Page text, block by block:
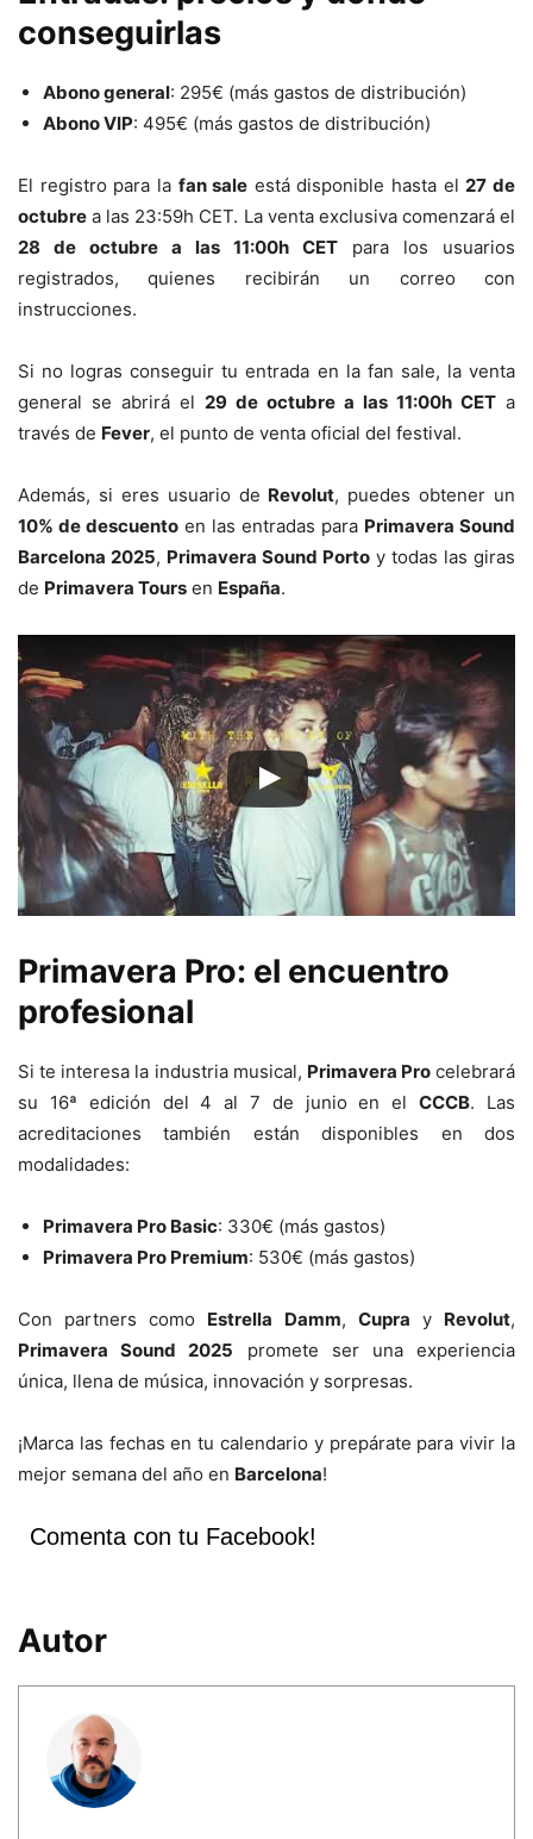
conseguirlas
Abono general: 295€ (más gastos de distribución)
Abono VIP: 495€ (más gastos de distribución)
El registro para la fan sale está disponible hasta el27 de
octubre a las 23:59h CET. La venta exclusiva comenzará el
28 de octubre a las 11:00h CET para los usuarios
registrados, quienes recibirán un correo con
instrucciones.
Si no logras conseguir tu entrada en la fan sale, la venta
general se abrirá el 29 de octubre a las 11:00h CET a
través de Fever, el punto de venta oficial del festival.
Además, si eres usuario de Revolut, puedes obtener un
10% de descuento en las entradas para Primavera Sound
Barcelona 2025, Primavera Sound Porto y todas las giras
de Primavera Tours en España.
Primavera Pro: el encuentro
profesional
Si te interesa la industria musical, Primavera Procelebrará
su 16ª edición del 4 al 7 de junio en elCCCB. Las
acreditaciones también están disponibles en dos
modalidades:
Primavera Pro Basic: 330€ (más gastos)
Primavera Pro Premium: 530€ (más gastos)
Con partners como Estrella Damm, Cupra y Revolut,
Primavera Sound 2025 promete ser una experiencia
única, llena de música, innovación y sorpresas.
¡Marca las fechas en tu calendario y prepárate para vivir la
mejor semana del año en Barcelona!
Comenta con tu Facebook!
Autor